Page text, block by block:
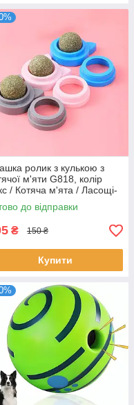
ролик з кулькою з
м'яти G818, колір
/ Котяча м'ята / Ласощі-
з м'ятою для котів
до відправки
₴ 150 ₴
Купити